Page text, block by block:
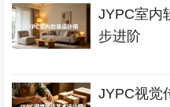
JYPC室内
步进阶
JYPC视觉